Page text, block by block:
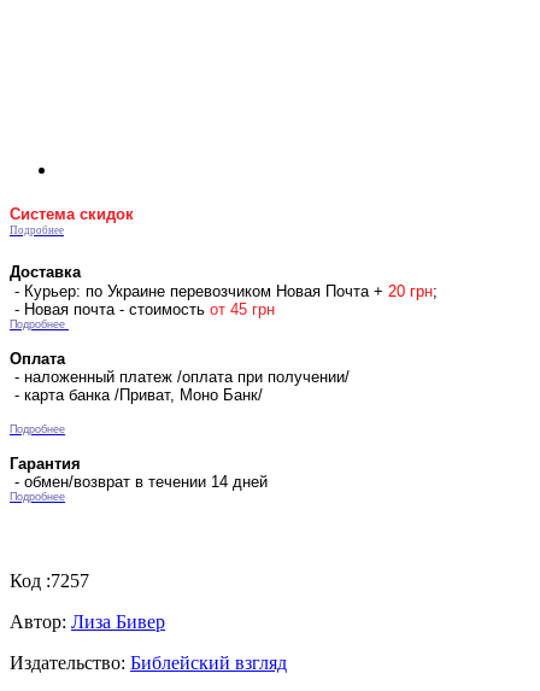
Система скидок
Подробнее
Доставка
- Курьер: по Украине перевозчиком Новая Почта + 20 грн;
- Новая почта - стоимость от 45 грн
Подробнее
Оплата
- наложенный платеж /оплата при получении/
- карта банка /Приват, Моно Банк/
Подробнее
Гарантия
- обмен/возврат в течении 14 дней
Подробнее
Код :7257
Автор: Лиза Бивер
Издательство: Библейский взгляд